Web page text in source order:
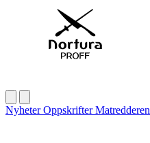
NyheterOppskrifterMatredderen